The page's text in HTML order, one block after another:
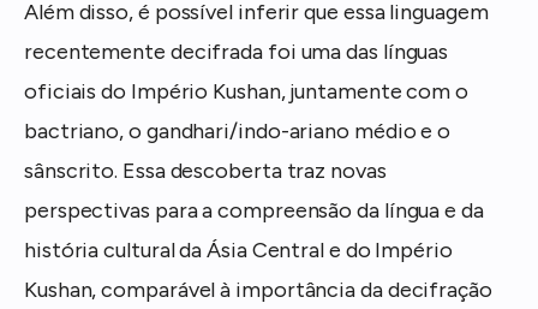
Além disso, é possível inferir que essa linguagem
recentemente decifrada foi uma das línguas
oficiais do Império Kushan, juntamente com o
bactriano, o gandhari/indo-ariano médio e o
sânscrito. Essa descoberta traz novas
perspectivas para a compreensão da língua e da
história cultural da Ásia Central e do Império
Kushan, comparável à importância da decifração